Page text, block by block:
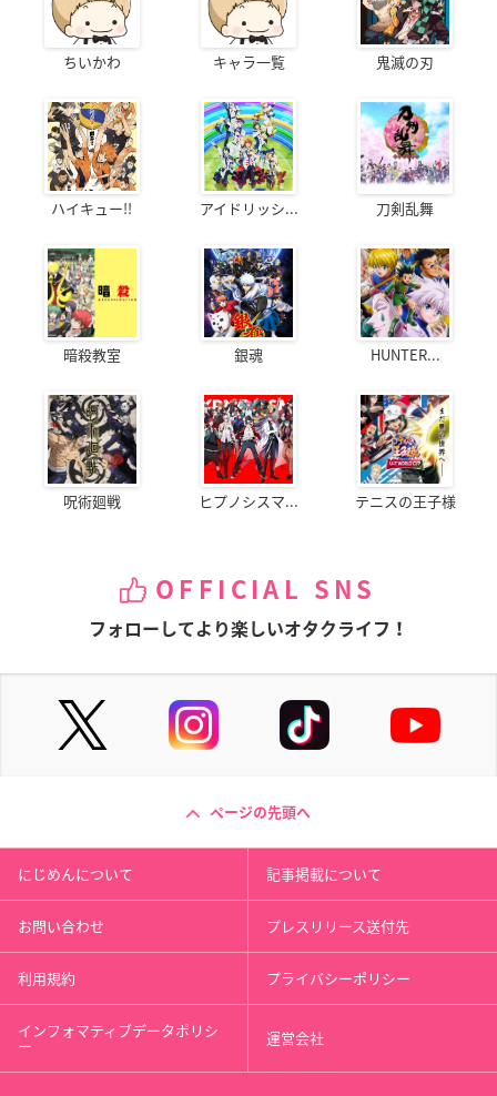
ちいかわ キャラ一覧 鬼滅の刃
ハイキュー!! アイドリッシ... 刀剣乱舞
暗殺教室 銀魂 HUNTER...
呪術廻戦 ヒプノシスマ... テニスの王子様
OFFICIAL SNS
フォローしてより楽しいオタクライフ！
ページの先頭へ
にじめんについて 記事掲載について
お問い合わせ プレスリリース送付先
利用規約 プライバシーポリシー
インフォマティブデータポリシ
ー 運営会社